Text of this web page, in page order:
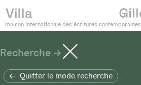
maison internationale des écritures contemporaines
Recherche
Quitter le mode recherche